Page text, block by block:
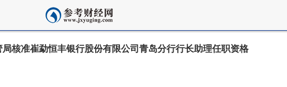
核准崔勐恒丰银行股份有限公司青岛分行行长助理任职资格